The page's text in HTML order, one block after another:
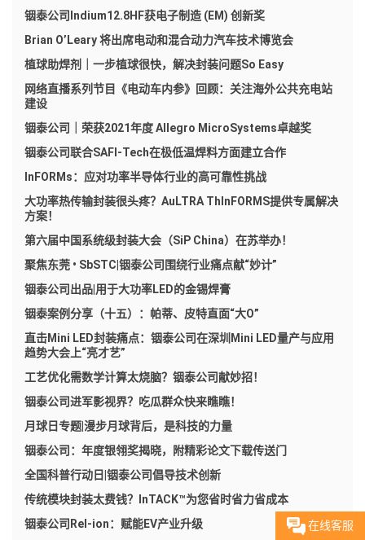
在线客服
铟泰公司Indium12.8HF获电子制造 (EM) 创新奖
Brian O’Leary 将出席电动和混合动力汽车技术博览会
植球助焊剂｜一步植球很快，解决封装问题So Easy
网络直播系列节目《电动车内参》回顾：关注海外公共充电站
建设
铟泰公司｜荣获2021年度 Allegro MicroSystems卓越奖
铟泰公司联合SAFI-Tech在极低温焊料方面建立合作
InFORMs：应对功率半导体行业的高可靠性挑战
大功率热传输封装很头疼？AuLTRA ThInFORMS提供专属解决
方案！
第六届中国系统级封装大会（SiP China）在苏举办！
聚焦东莞 • SbSTC|铟泰公司围绕行业痛点献“妙计”
铟泰公司出品|用于大功率LED的金锡焊膏
铟泰案例分享（十五）：帕蒂、皮特直面“大O”
直击Mini LED封装痛点：铟泰公司在深圳Mini LED量产与应用
趋势大会上“亮才艺”
工艺优化需数学计算太烧脑？铟泰公司献妙招！
铟泰公司进军影视界？吃瓜群众快来瞧瞧！
月球日专题|漫步月球背后，是科技的力量
铟泰公司：年度银翎奖揭晓，附精彩论文下载传送门
全国科普行动日|铟泰公司倡导技术创新
传统模块封装太费钱？InTACK™为您省时省力省成本
铟泰公司Rel-ion：赋能EV产业升级